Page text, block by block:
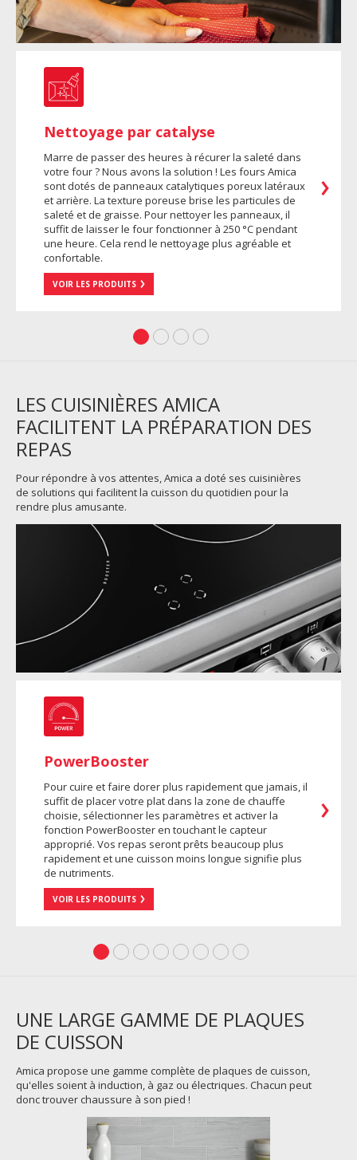
Nettoyage par catalyse
Marre de passer des heures à récurer la saleté dans
votre four ? Nous avons la solution ! Les fours Amica
sont dotés de panneaux catalytiques poreux latéraux
et arrière. La texture poreuse brise les particules de
saleté et de graisse. Pour nettoyer les panneaux, il
suffit de laisser le four fonctionner à 250 °C pendant
une heure. Cela rend le nettoyage plus agréable et
confortable.
VOIR LES PRODUITS
LES CUISINIÈRES AMICA
FACILITENT LA PRÉPARATION DES
REPAS
Pour répondre à vos attentes, Amica a doté ses cuisinières
de solutions qui facilitent la cuisson du quotidien pour la
rendre plus amusante.
PowerBooster
Pour cuire et faire dorer plus rapidement que jamais, il
suffit de placer votre plat dans la zone de chauffe
choisie, sélectionner les paramètres et activer la
fonction PowerBooster en touchant le capteur
approprié. Vos repas seront prêts beaucoup plus
rapidement et une cuisson moins longue signifie plus
de nutriments.
VOIR LES PRODUITS
UNE LARGE GAMME DE PLAQUES
DE CUISSON
Amica propose une gamme complète de plaques de cuisson,
qu'elles soient à induction, à gaz ou électriques. Chacun peut
donc trouver chaussure à son pied !